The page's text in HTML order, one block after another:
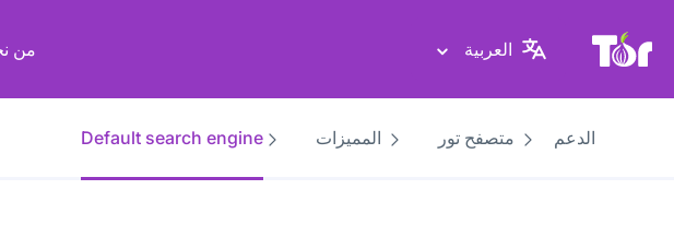
موقع Tor Project العربية من
الدعم متصفح تور المميزات Default search engine